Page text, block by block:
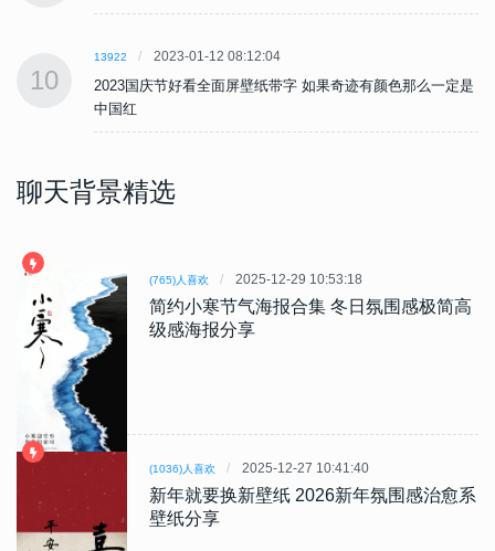
10
13922 2023-01-12 08:12:04
2023国庆节好看全面屏壁纸带字 如果奇迹有颜色那么一定是
中国红
聊天背景精选
(765)人喜欢 2025-12-29 10:53:18
简约小寒节气海报合集 冬日氛围感极简高
级感海报分享
(1036)人喜欢 2025-12-27 10:41:40
新年就要换新壁纸 2026新年氛围感治愈系
壁纸分享